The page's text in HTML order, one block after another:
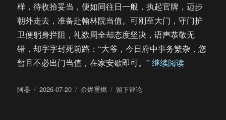
样，待收拾妥当，便如同往日一般，执起官牌，迈步
朝外走去，准备赴翰林院当值。可刚至大门，守门护
卫便躬身拦阻，礼数周全却态度坚决，语声恭敬无
错，却字字封死前路：“大爷，今日府中事务繁杂，您
暂且不必出门当值，在家安歇即可。”继续阅读“【饼四/
作
阿器
发
2026-07-20
分
余烬重燃
于
留下评论